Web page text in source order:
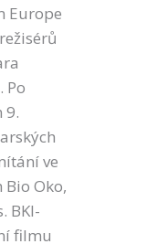
Europe
Po
9.
ve
Bio Oko,
BKI-
filmu